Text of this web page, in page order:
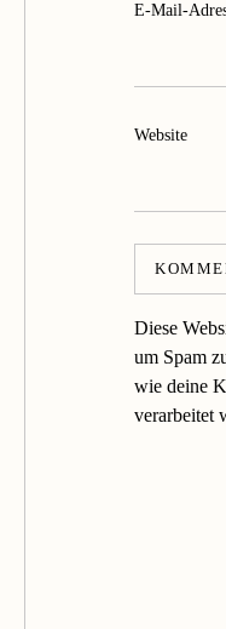
E-Mail-
Website
Diese
um Spam
wie deine
verarbeitet